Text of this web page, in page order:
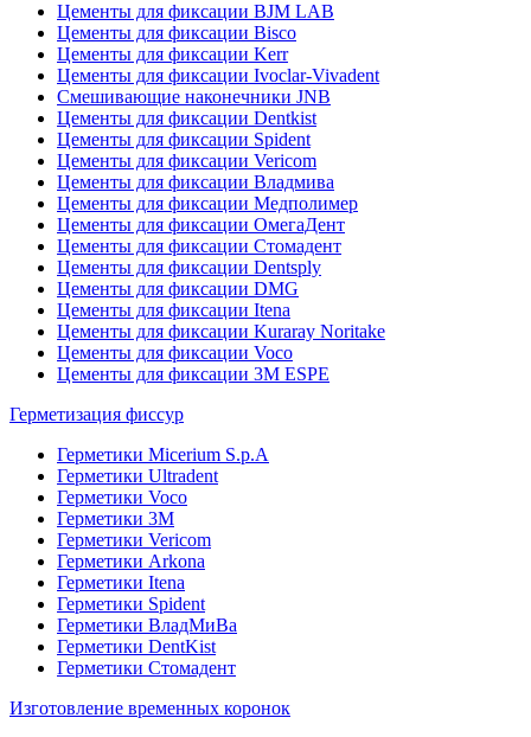
Цементы для фиксации BJM LAB
Цементы для фиксации Bisco
Цементы для фиксации Kerr
Цементы для фиксации Ivoclar-Vivadent
Смешивающие наконечники JNB
Цементы для фиксации Dentkist
Цементы для фиксации Spident
Цементы для фиксации Vericom
Цементы для фиксации Владмива
Цементы для фиксации Медполимер
Цементы для фиксации ОмегаДент
Цементы для фиксации Стомадент
Цементы для фиксации Dentsply
Цементы для фиксации DMG
Цементы для фиксации Itena
Цементы для фиксации Kuraray Noritake
Цементы для фиксации Voco
Цементы для фиксации 3M ESPE
Герметизация фиссур
Герметики Micerium S.p.A
Герметики Ultradent
Герметики Voco
Герметики 3M
Герметики Vericom
Герметики Arkona
Герметики Itena
Герметики Spident
Герметики ВладМиВа
Герметики DentKist
Герметики Стомадент
Изготовление временных коронок